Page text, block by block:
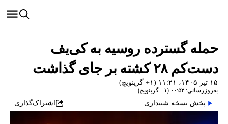
حمله گسترده روسیه به کی‌یف
دست‌کم ۲۸ کشته بر جای گذاشت
۱۵ تیر ۱۴۰۵، ۱۱:۲۱ (‎+۱ گرینویچ)
به‌روزرسانی: ۰۰:۵۲ (‎+۱ گرینویچ)
پخش نسخه شنیداری اشتراک‌گذاری